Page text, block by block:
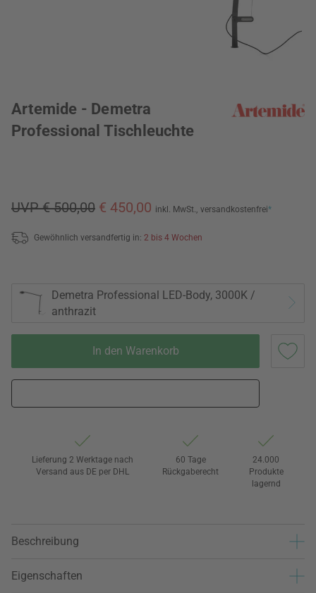
Artemide - Demetra
Professional Tischleuchte
UVP € 500,00 € 450,00 inkl. MwSt., versandkostenfrei*
Gewöhnlich versandfertig in: 2 bis 4 Wochen
Demetra Professional LED-Body, 3000K /
anthrazit
In den Warenkorb
Lieferung 2 Werktage nach
Versand aus DE per DHL
60 Tage
Rückgaberecht
24.000
Produkte
lagernd
Beschreibung
Eigenschaften